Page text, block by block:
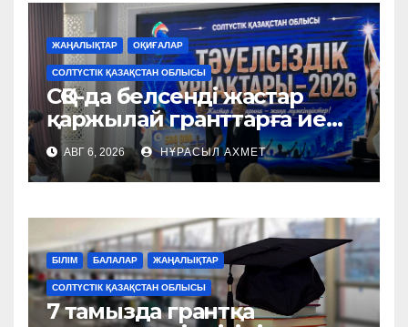
ЖАҢАЛЫҚТАР ОҚИҒАЛАР
СОЛТҮСТІК ҚАЗАҚСТАН ОБЛЫСЫ
СҚО-да белсенді жастар
қаржылай гранттарға ие
болды
АВГ 6, 2026 НҰРАСЫЛ АХМЕТ
БІЛІМ БАЛАЛАР ЖАҢАЛЫҚТАР
СОЛТҮСТІК ҚАЗАҚСТАН ОБЛЫСЫ
7 тамызда грантқа